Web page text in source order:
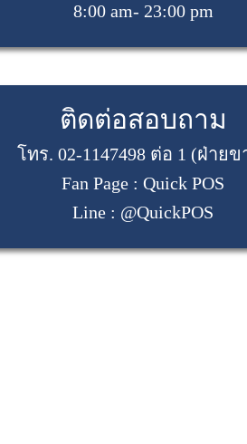
8:00 am- 23:00 pm
ติดต่อสอบถาม
โทร. 02-1147498 ต่อ 1 (ฝ่ายข
Fan Page : Quick POS
Line : @QuickPOS